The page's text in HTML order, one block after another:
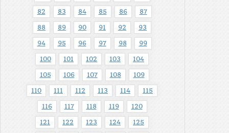
82 83 84 85 86 87
88 89 90 91 92 93
94 95 96 97 98 99
100 101 102 103 104
105 106 107 108 109
110 111 112 113 114 115
116 117 118 119 120
121 122 123 124 125